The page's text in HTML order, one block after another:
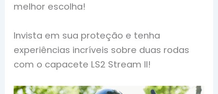
melhor escolha!
Invista em sua proteção e tenha
experiências incríveis sobre duas rodas
com o capacete LS2 Stream II!